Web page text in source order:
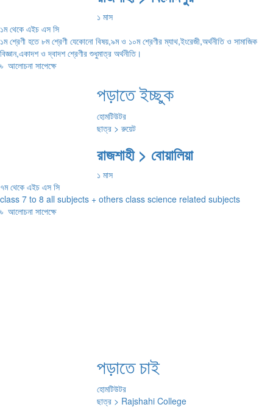
১ মাস
১ম থেকে এইচ এস সি
১ম শ্রেণী হতে ৮ম শ্রেণী যেকোনো বিষয়,৯ম ও ১০ম শ্রেণীর ম্যাথ,ইংরেজী,অর্থনীতি ও সামাজিক
বিজ্ঞান,একাদশ ও দ্বাদশ শ্রেণীর শুধুমাত্র অর্থনীতি।
৳ আলোচনা সাপেক্ষে
পড়াতে ইচ্ছুক
হোমটিউটর
ছাত্র > রুয়েট
রাজশাহী > বোয়ালিয়া
১ মাস
৭ম থেকে এইচ এস সি
class 7 to 8 all subjects + others class science related subjects
৳ আলোচনা সাপেক্ষে
পড়াতে চাই
হোমটিউটর
ছাত্র > Rajshahi College